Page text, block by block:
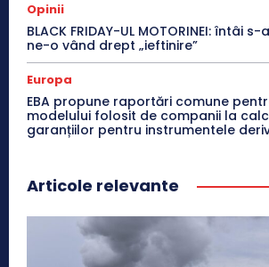
Opinii
BLACK FRIDAY-UL MOTORINEI: întâi
ne-o vând drept „ieftinire”
Europa
EBA propune raportări comune
modelului folosit de companii la
garanțiilor pentru instrumentele
Articole relevante